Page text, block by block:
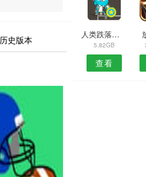
历史版本 人类跌落梦境1.3
5.82GB
查看